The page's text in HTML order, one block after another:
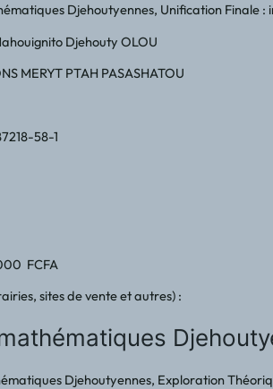
Djehoutyennes, Unification Finale :
Djehouty OLOU
MERYT PTAH PASASHATOU
58-1
FCFA
sites de vente et autres) :
Djehoutyennes, Exploration